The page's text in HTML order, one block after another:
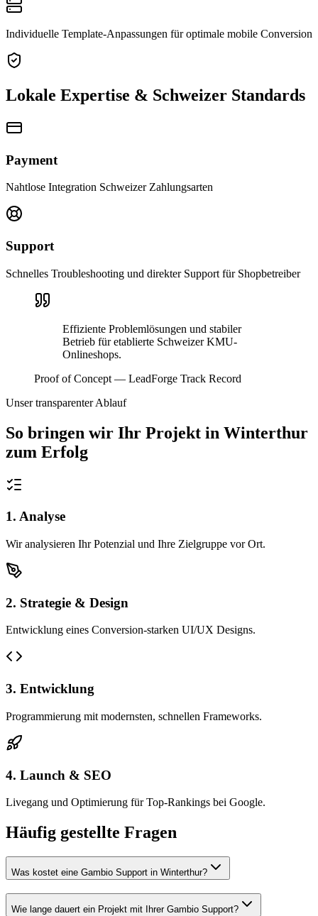
Individuelle Template-Anpassungen für optimale mobile Conversion
Lokale Expertise & Schweizer Standards
Payment
Nahtlose Integration Schweizer Zahlungsarten
Support
Schnelles Troubleshooting und direkter Support für Shopbetreiber
Effiziente Problemlösungen und stabiler
Betrieb für etablierte Schweizer KMU-
Onlineshops.
Proof of Concept — LeadForge Track Record
Unser transparenter Ablauf
So bringen wir Ihr Projekt in Winterthur
zum Erfolg
1. Analyse
Wir analysieren Ihr Potenzial und Ihre Zielgruppe vor Ort.
2. Strategie & Design
Entwicklung eines Conversion-starken UI/UX Designs.
3. Entwicklung
Programmierung mit modernsten, schnellen Frameworks.
4. Launch & SEO
Livegang und Optimierung für Top-Rankings bei Google.
Häufig gestellte Fragen
Was kostet eine Gambio Support in Winterthur?
Wie lange dauert ein Projekt mit Ihrer Gambio Support?